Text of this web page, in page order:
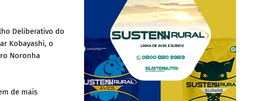
Deliberativo do
Kobayashi, o
Noronha
de mais